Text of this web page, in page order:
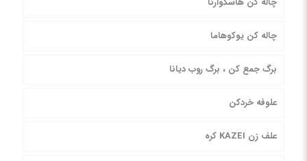
چاله کن یوکوهاما
برگ جمع کن ، برگ روب دیانا
علوفه خردکن
علف زن KAZEI کره